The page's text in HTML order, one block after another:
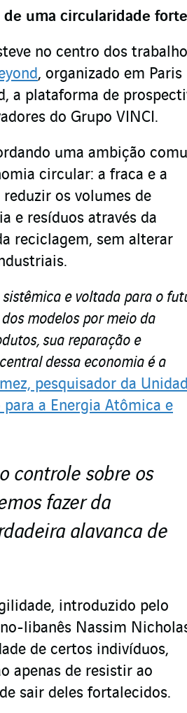
uma circularidade forte
no centro dos
, organizado em Paris
a plataforma de
do Grupo VINCI.
uma ambição
circular: a fraca e a
os volumes de
e resíduos através da
reciclagem, sem alterar
e voltada para o
modelos por meio da
sua reparação e
dessa economia é a
pesquisador da
a Energia Atômica e
controle sobre os
fazer da
alavanca de
introduzido pelo
libanês Nassim
de certos indivíduos,
apenas de resistir ao
sair deles fortalecidos.